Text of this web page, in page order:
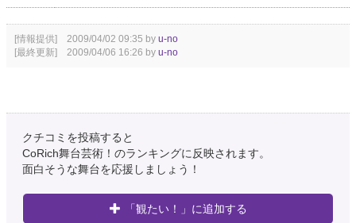
[情報提供] 2009/04/02 09:35 by u-no
[最終更新] 2009/04/06 16:26 by u-no
クチコミを投稿すると
CoRich舞台芸術！のランキングに反映されます。
面白そうな舞台を応援しましょう！
「観たい！」に追加する